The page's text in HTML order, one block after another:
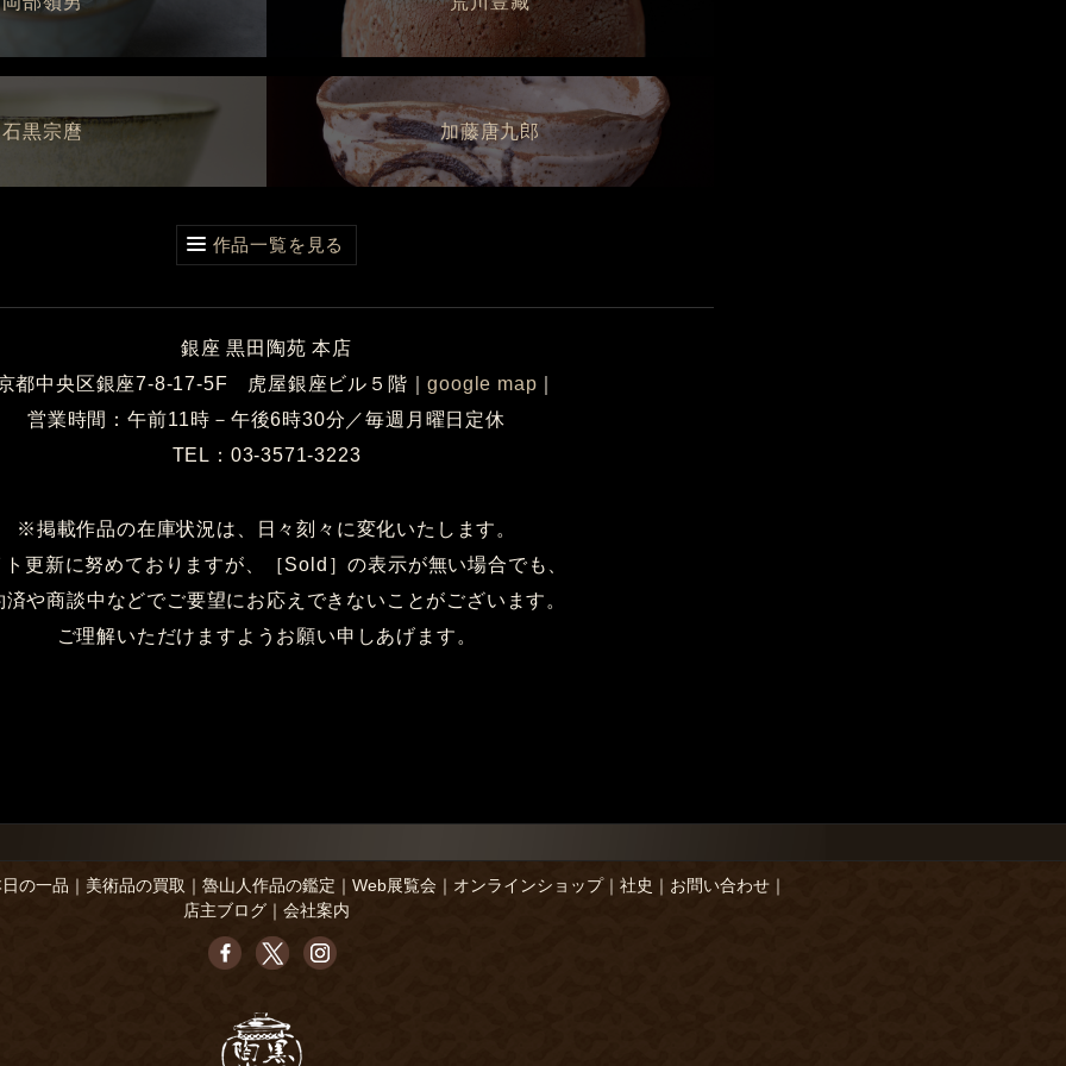
石黒宗麿 加藤唐九郎
作品一覧を見る
銀座 黒田陶苑 本店
都中央区銀座7-8-17-5F 虎屋銀座ビル５階 ｜google map
営業時間：午前11時－午後6時30分／毎週月曜日定休
TEL：03-3571-3223
※掲載作品の在庫状況は、日々刻々に変化いたします。
ト更新に努めておりますが、［Sold］の表示が無い場合でも、
済や商談中などでご要望にお応えできないことがございます。
ご理解いただけますようお願い申しあげます。
の一品 ｜ 美術品の買取 ｜ 魯山人作品の鑑定 ｜ Web展覧会 ｜ オンラインショップ｜ 社史 ｜ お問い合わせ｜
店主ブログ ｜ 会社案内